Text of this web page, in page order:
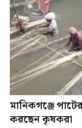
মানিকগঞ্জে
করছেন কৃষকরা